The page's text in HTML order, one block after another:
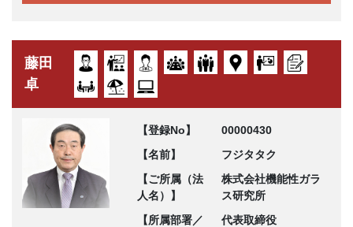
藤田
卓
【登録No】
00000430
【名前】
フジタタク
【ご所属（法
人名）】
株式会社機能性ガラ
ス研究所
【所属部署／
代表取締役